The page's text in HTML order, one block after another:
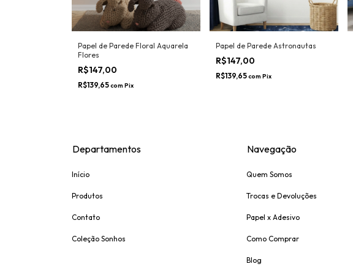
Papel de Parede Floral Aquarela
Flores
R$147,00
R$139,65com Pix
Papel de Parede Astronautas
R$147,00
R$139,65com Pix
Departamentos
Início
Produtos
Contato
Coleção Sonhos
Navegação
Quem Somos
Trocas e Devoluções
Papel x Adesivo
Como Comprar
Blog